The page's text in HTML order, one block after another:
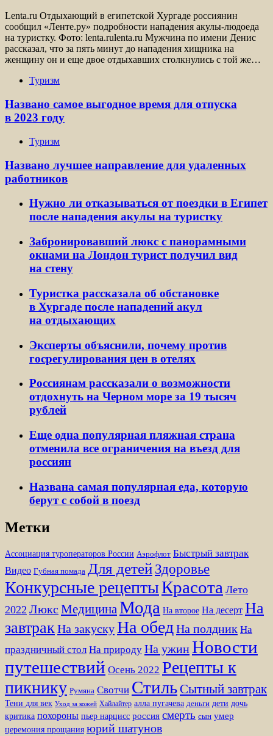
Lenta.ru Отдыхающий в египетской Хургаде россиянин
сообщил «Ленте.ру» подробности нападения акулы-людоеда
на туристку. Фото: lenta.rulenta.ru Мужчина по имени Денис
рассказал, что за пять минут до нападения хищника на
женщину он и еще двое отдыхавших столкнулись с той же…
Туризм
Названо самое выгодное время для отпуска
в 2023 году
Туризм
Названо лучшее направление для удаленных
работников
Нужно ли отказываться от поездки в Египет
после нападения акулы на туристку
Забронировавший люкс с панорамными
окнами на Лондон турист получил вид
на стену
Туристка рассказала об обстановке
в Хургаде после нападений акул
на отдыхающих
Эксперты объяснили, почему против
госрегулирования цен в отелях
Россиянам рассказали о возможности
отдохнуть на Черном море за 19 тысяч
рублей
Еще одна популярная пляжная страна
отменила все ограничения на въезд для
россиян
Названа самая популярная еда, которую
берут с собой в поезд
Метки
Ассоциация туроператоров России Аэрофлот Быстрый завтрак
Видео Губная помада Для детейЗдоровье
Конкурсные рецептыКрасота Лето
2022 Люкс МедицинаМода На второе На десерт На
завтракНа закускуНа обедНа полдник На
праздничный стол На природу На ужинНовости
путешествий Осень 2022 Рецепты к
пикнику Румяна Свотчи СтильСытный завтрак
Тени для век Уход за кожей Хайлайтер алла пугачева деньги дети дочь
критика похороны пьер нарцисс россия смерть сын умер
церемония прощания юрий шатунов